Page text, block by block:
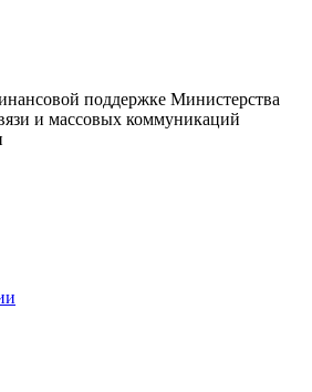
поддержке Министерства
и массовых коммуникаций